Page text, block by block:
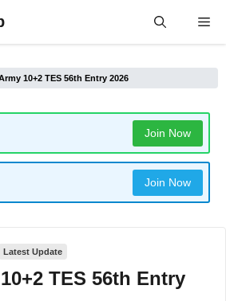
10+2 TES 56th Entry 2026
Join Now
Join Now
Latest Update
TES 56th Entry